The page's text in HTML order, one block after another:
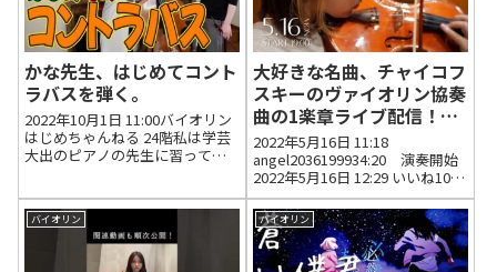
かな先生、はじめてコント
ラバスを弾く。
2022年10月1日 11:00バイオリン
はじめちゃんねる 24階私は学芸
大出のピアノの先生に習ってい
く言っていて、弾き方でどこの
音大かがわかる、って言うんで
すよね。バイオリンもそう思...
大好きな名曲、チャイコフ
スキーのヴァイオリン協奏
曲の1楽章ライブ配信！
【5/21concerto直前SP】
2022年5月16日 11:18
angel2036199934:20 演奏開始
2022年5月16日 12:29 いいね10件
返信0件 Валерий КузнецовThe
material is a bit "raw", and no...
バイオリン バイオリン